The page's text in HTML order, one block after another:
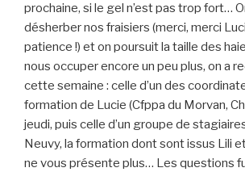
prochaine, si le gel n’est pas trop fort…
désherber nos fraisiers (merci, merci
patience !) et on poursuit la taille des
nous occuper encore un peu plus, on a
cette semaine : celle d’un des
formation de Lucie (Cfppa du Morvan,
jeudi, puis celle d’un groupe de
Neuvy, la formation dont sont issus Lili
ne vous présente plus… Les questions